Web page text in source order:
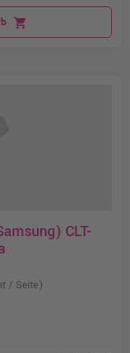
shopping_cart
CLT-
/ Seite)